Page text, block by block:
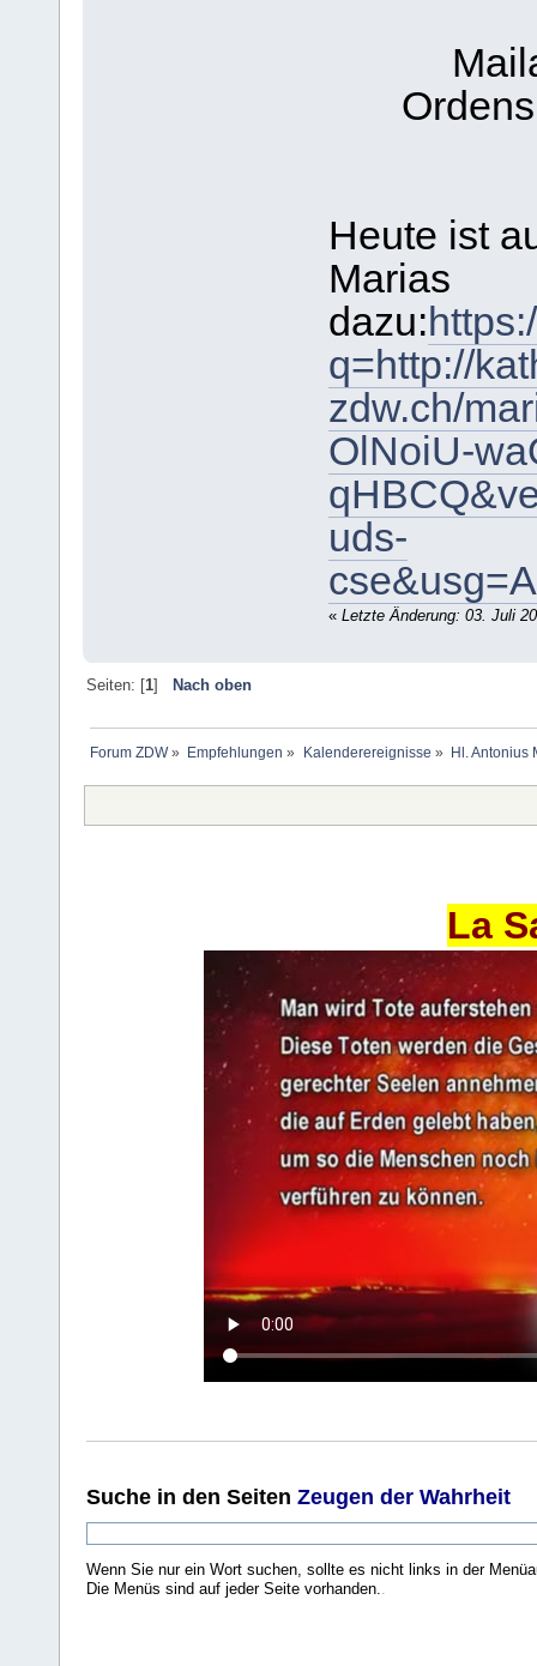
Heute ist
Marias
dazu:
q=http://
zdw.ch/
OlNoiU-
uds-
« Letzte Änderung: 03. Juli
Seiten: [1] Nach oben
Forum ZDW» Empfehlungen » Kalenderereignisse » Hl. Antonius
La
Suche in den Seiten Zeugen der Wahrheit
Wenn Sie nur ein Wort suchen, sollte es nicht links in der
Die Menüs sind auf jeder Seite vorhanden.